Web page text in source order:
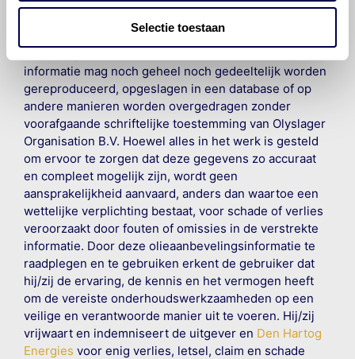
Selectie toestaan
informatie mag noch geheel noch gedeeltelijk worden
gereproduceerd, opgeslagen in een database of op
andere manieren worden overgedragen zonder
voorafgaande schriftelijke toestemming van Olyslager
Organisation B.V. Hoewel alles in het werk is gesteld
om ervoor te zorgen dat deze gegevens zo accuraat
en compleet mogelijk zijn, wordt geen
aansprakelijkheid aanvaard, anders dan waartoe een
wettelijke verplichting bestaat, voor schade of verlies
veroorzaakt door fouten of omissies in de verstrekte
informatie. Door deze olieaanbevelingsinformatie te
raadplegen en te gebruiken erkent de gebruiker dat
hij/zij de ervaring, de kennis en het vermogen heeft
om de vereiste onderhoudswerkzaamheden op een
veilige en verantwoorde manier uit te voeren. Hij/zij
vrijwaart en indemniseert de uitgever en Den Hartog
Energies voor enig verlies, letsel, claim en schade